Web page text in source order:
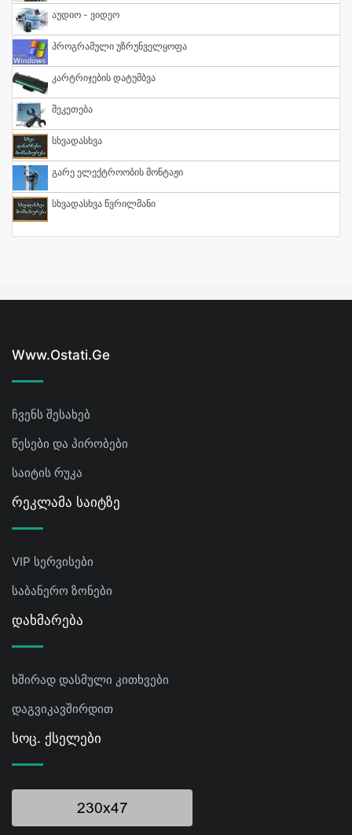
Აუდიო - Ვიდეო
Პროგრამული Უზრუნველყოფა
Კარტრიჯების Დატუმბვა
Შეკეთება
Სხვადასხვა
Გარე Ელექტროობის Მონტაჟი
Სხვადასხვა Წვრილმანი
Www.ostati.ge
ჩვენს შესახებ
წესები და პირობები
საიტის რუკა
Რეკლამა Საიტზე
VIP სერვისები
საბანერო ზონები
Დახმარება
ხშირად დასმული კითხვები
დაგვიკავშირდით
Სოც. Ქსელები